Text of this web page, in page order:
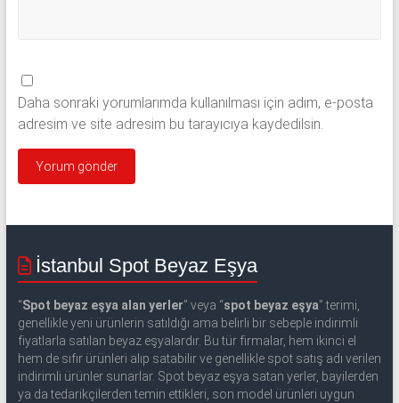
Daha sonraki yorumlarımda kullanılması için adım, e-posta
adresim ve site adresim bu tarayıcıya kaydedilsin.
İstanbul Spot Beyaz Eşya
“Spot beyaz eşya alan yerler” veya “spot beyaz eşya” terimi,
genellikle yeni ürünlerin satıldığı ama belirli bir sebeple indirimli
fiyatlarla satılan beyaz eşyalardır. Bu tür firmalar, hem ikinci el
hem de sıfır ürünleri alıp satabilir ve genellikle spot satış adı verilen
indirimli ürünler sunarlar. Spot beyaz eşya satan yerler, bayilerden
ya da tedarikçilerden temin ettikleri, son model ürünleri uygun